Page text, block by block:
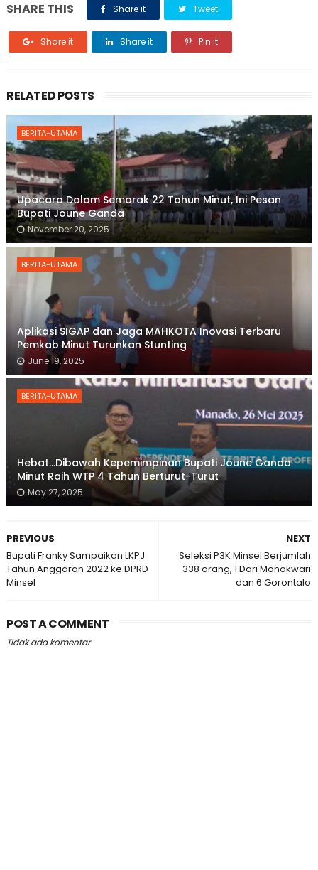
SHARE THIS Share it Tweet
Share it Share it Pin it
RELATED POSTS
BERITA-UTAMA
Upacara Dalam Semarak 22 Tahun Minut, Ini Pesan
Bupati Joune Ganda
November 20, 2025
BERITA-UTAMA
Aplikasi SIGAP dan Jaga MAHKOTA Inovasi Terbaru
Pemkab Minut Turunkan Stunting
June 19, 2025
BERITA-UTAMA
Hebat...Dibawah Kepemimpinan Bupati Joune Ganda
Minut Raih WTP 4 Tahun Berturut-Turut
May 27, 2025
NEXT
Seleksi P3K Minsel Berjumlah
338 orang, 1 Dari Monokwari
dan 6 Gorontalo
PREVIOUS
Bupati Franky Sampaikan LKPJ
Tahun Anggaran 2022 ke DPRD
Minsel
POST A COMMENT
Tidak ada komentar